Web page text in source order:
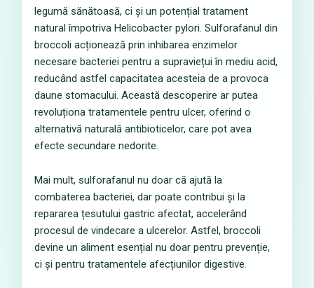
legumă sănătoasă, ci și un potențial tratament
natural împotriva Helicobacter pylori. Sulforafanul din
broccoli acționează prin inhibarea enzimelor
necesare bacteriei pentru a supraviețui în mediu acid,
reducând astfel capacitatea acesteia de a provoca
daune stomacului. Această descoperire ar putea
revoluționa tratamentele pentru ulcer, oferind o
alternativă naturală antibioticelor, care pot avea
efecte secundare nedorite.
Mai mult, sulforafanul nu doar că ajută la
combaterea bacteriei, dar poate contribui și la
repararea țesutului gastric afectat, accelerând
procesul de vindecare a ulcerelor. Astfel, broccoli
devine un aliment esențial nu doar pentru prevenție,
ci și pentru tratamentele afecțiunilor digestive.